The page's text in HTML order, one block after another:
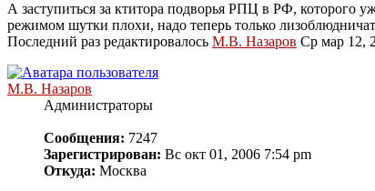
А заступиться за ктитора подворья РПЦ в РФ, которого
режимом шутки плохи, надо теперь только
Последний раз редактировалось М.В. Назаров Ср мар 12,
М.В. Назаров
Администраторы
Сообщения: 7247
Зарегистрирован: Вс окт 01, 2006 7:54 pm
Откуда: Москва